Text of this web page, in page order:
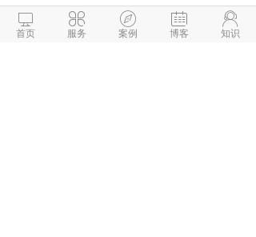
本项目的主要难点是红网千万级甚至更大数据量情
况下的性能问题，以及无缝对接主系统的的各个环

首页

服务

案例

博客

知识